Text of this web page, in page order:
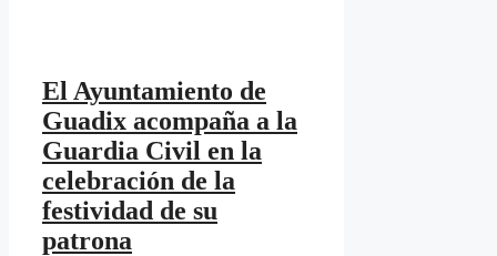
El Ayuntamiento de
Guadix acompaña a la
Guardia Civil en la
celebración de la
festividad de su
patrona